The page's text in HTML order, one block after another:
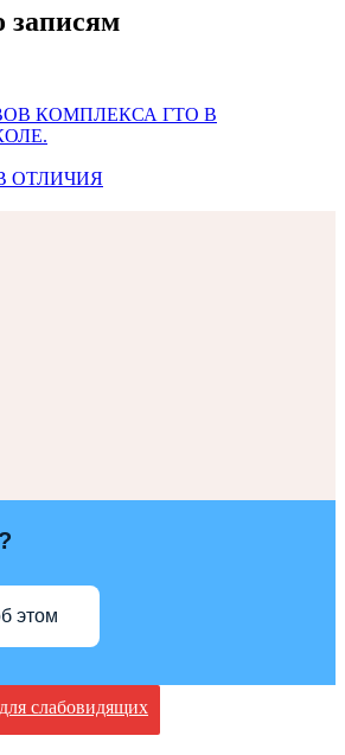
записям
КОМПЛЕКСА ГТО В
ОТЛИЧИЯ
этом
слабовидящих